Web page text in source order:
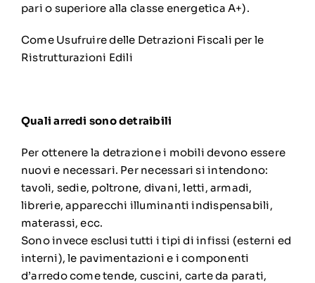
pari o superiore alla classe energetica A+).
Come Usufruire delle Detrazioni Fiscali per le
Ristrutturazioni Edili
Quali arredi sono detraibili
Per ottenere la detrazione i mobili devono essere
nuovi e necessari. Per necessari si intendono:
tavoli, sedie, poltrone, divani, letti, armadi,
librerie, apparecchi illuminanti indispensabili,
materassi, ecc.
Sono invece esclusi tutti i tipi di infissi (esterni ed
interni), le pavimentazioni e i componenti
d’arredo come tende, cuscini, carte da parati,